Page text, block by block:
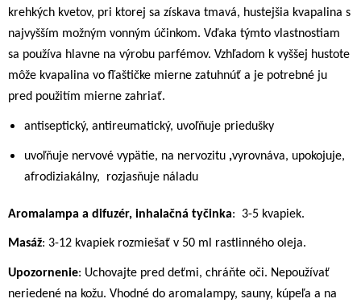
krehkých kvetov, pri ktorej sa získava tmavá, hustejšia kvapalina s
najvyšším možným vonným účinkom. Vďaka týmto vlastnostiam
sa používa hlavne na výrobu parfémov. Vzhľadom k vyššej hustote
môže kvapalina vo fľaštičke mierne zatuhnúť a je potrebné ju
pred použitím mierne zahriať.
antiseptický, antireumatický, uvoľňuje priedušky
uvoľňuje nervové vypätie, na nervozitu ,vyrovnáva, upokojuje,
afrodiziakálny,
rozjasňuje náladu
Aromalampa a difuzér, inhalačná tyčinka: 3-5 kvapiek.
Masáž: 3-12 kvapiek rozmiešať v 50 ml rastlinného oleja.
Upozornenie: Uchovajte pred deťmi, chráňte oči. Nepoužívať
neriedené na kožu. Vhodné do aromalampy, sauny, kúpeľa a na